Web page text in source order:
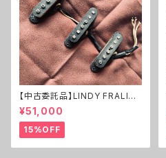
【中古委託品】LINDY FRALIN /
RS Guitarworks特注仕様 Str
atocaster Pickup Set
¥51,000
15%OFF